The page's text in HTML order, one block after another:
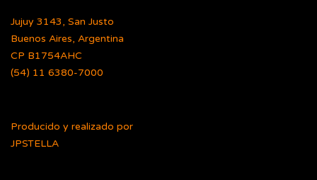
Jujuy 3143, San Justo
Buenos Aires, Argentina
CP B1754AHC
(54) 11 6380-7000
Producido y realizado por
JPSTELLA